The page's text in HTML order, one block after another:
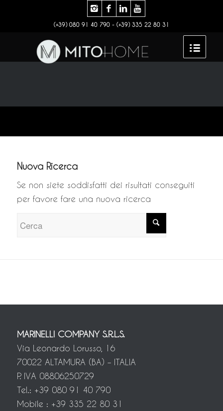
(+39) 080 91 40 790 - (+39) 335 22 80 31
Nuova Ricerca
Se non siete soddisfatti dei risultati conseguiti
per favore fare una nuova ricerca
MARINELLI COMPANY S.R.L.S.
Via Leonardo Lorusso, 16
70022 ALTAMURA (BA) – ITALIA
P. IVA 08806250729
Tel.: +39 080 91 40 790
Mobile : +39 335 22 80 31